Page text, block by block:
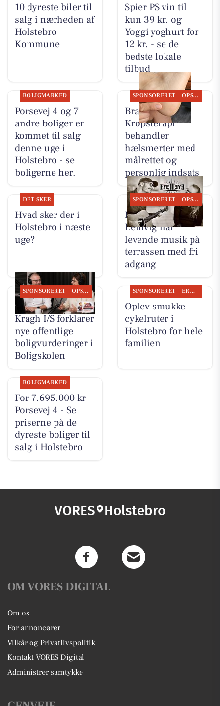
10 dyreste biler til
salg i nærheden af
Holstebro
Kommune
Spier PS vin til
kun 39 kr. og
Yoggi yoghurt for
12 kr. - se de
bedste lokale
tilbud
BOLIGMARKED
Porsevej 4 og 7
andre boliger er
kommet til salg
denne uge i
Holstebro - se
boligerne her.
SPONSORERET OPSLAGSTAVLEN
Brandsborgs
Kropsterapi
behandler
hælsmerter med
målrettet og
personlig indsats
DET SKER
Hvad sker der i
Holstebro i næste
uge?
SPONSORERET OPSLAGSTAVLEN
Restaurant Luna
Lemvig har
levende musik på
terrassen med fri
adgang
SPONSORERET OPSLAGSTAVLEN
BoligOne Mogens
Kragh I/S forklarer
nye offentlige
boligvurderinger i
Boligskolen
SPONSORERET ERHVERV
Oplev smukke
cykelruter i
Holstebro for hele
familien
BOLIGMARKED
For 7.695.000 kr
Porsevej 4 - Se
priserne på de
dyreste boliger til
salg i Holstebro
VORES Holstebro
OM VORES DIGITAL
Om os
For annoncører
Vilkår og Privatlivspolitik
Kontakt VORES Digital
Administrer samtykke